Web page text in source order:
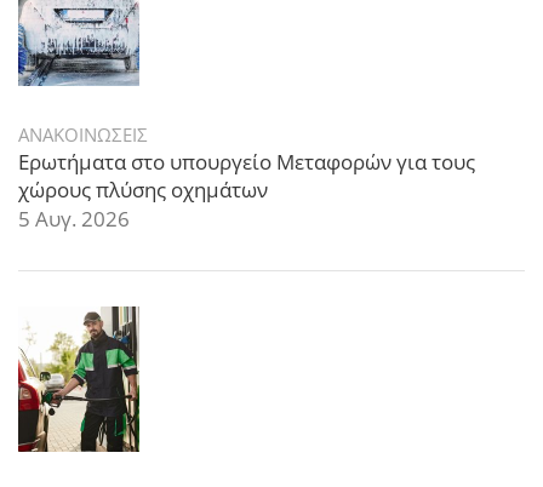
ΑΝΑΚΟΙΝΩΣΕΙΣ
Ερωτήματα στο υπουργείο Μεταφορών για τους
χώρους πλύσης οχημάτων
5 Αυγ. 2026